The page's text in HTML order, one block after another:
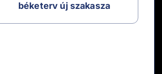
béketerv új szakasza